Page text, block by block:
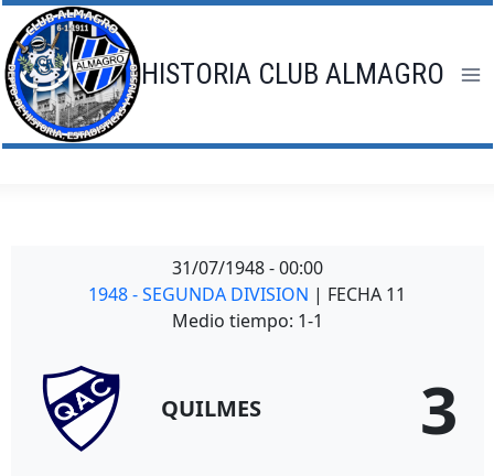
Saltar
al
contenido
HISTORIA CLUB ALMAGRO
31/07/1948 - 00:00
1948 - SEGUNDA DIVISION | FECHA 11
Medio tiempo: 1-1
QUILMES 3